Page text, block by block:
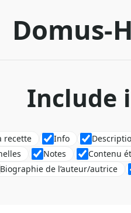
Domus-
Include
recette Info
Notes
Contenu
Biographie de l’auteur/autrice